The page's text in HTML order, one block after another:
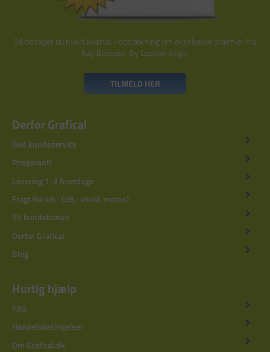
Så deltager du hvert kvartal i lodtrækning om eksklusive præmier fra
Kay Bojesen, By Lassen o.lign.
TILMELD HER
Derfor Grafical
God kundeservice
Prisgaranti
Levering 1-3 hverdage
Fragt fra 49,- (39,- ekskl. moms)
5% kundebonus
Derfor Grafical
Blog
Hurtig hjælp
FAQ
Handelsbetingelser
Om Grafical.dk